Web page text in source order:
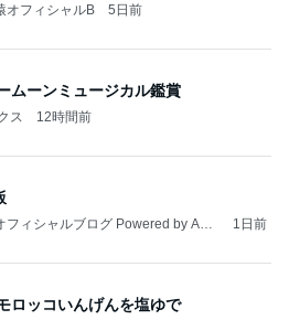
オフィシャルB 5日前
ムーンミュージカル鑑賞
ス 12時間前
フィシャルブログ Powered by Ame
1日前
ロッコいんげんを塩ゆで